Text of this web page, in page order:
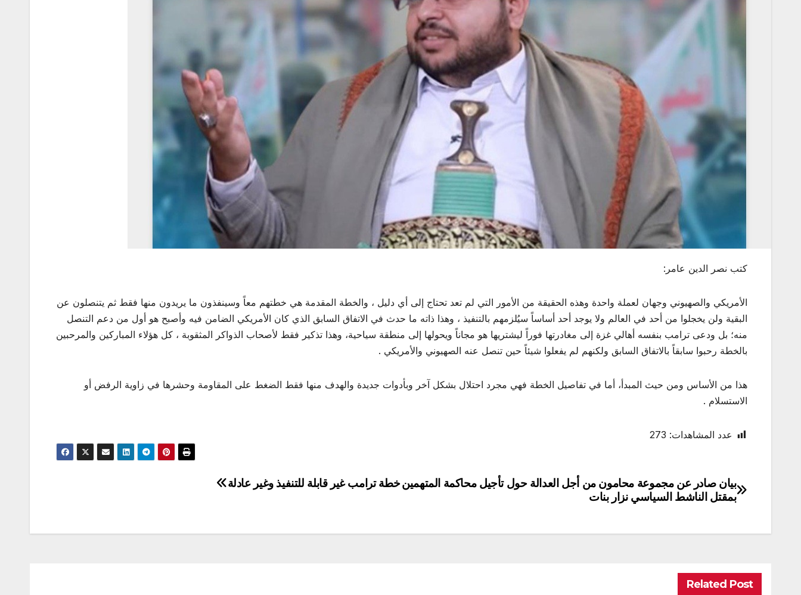
كتب نصر الدين عامر:
الأمريكي والصهيوني وجهان لعملة واحدة وهذه الحقيقة من الأمور التي لم تعد تحتاج إلى أي دليل ، والخطة المقدمة هي خطتهم معاً وسينفذون ما يريدون منها فقط ثم يتنصلون عن
البقية ولن يخجلوا من أحد في العالم ولا يوجد أحد أساساً سيُلزمهم بالتنفيذ ، وهذا ذاته ما حدث في الاتفاق السابق الذي كان الأمريكي الضامن فيه وأصبح هو أول من دعم التنصل
منه؛ بل ودعى ترامب بنفسه أهالي غزة إلى مغادرتها فوراً ليشتريها هو مجاناً ويحولها إلى منطقة سياحية، وهذا تذكير فقط لأصحاب الذواكر المثقوبة ، كل هؤلاء المباركين والمرحبين
بالخطة رحبوا سابقاً بالاتفاق السابق ولكنهم لم يفعلوا شيئاً حين تنصل عنه الصهيوني والأمريكي .
هذا من الأساس ومن حيث المبدأ، أما في تفاصيل الخطة فهي مجرد احتلال بشكل آخر وبأدوات جديدة والهدف منها فقط الضغط على المقاومة وحشرها في زاوية الرفض أو
الاستسلام .
عدد المشاهدات: 273
تصفّح
خطة ترامب غير قابلة للتنفيذ وغير عادلةبيان صادر عن مجموعة محامون من أجل العدالة حول تأجيل محاكمة المتهمين
بمقتل الناشط السياسي نزار بنات
Related Post